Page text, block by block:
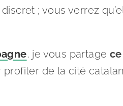
; vous verrez
, je vous partage
de la cité